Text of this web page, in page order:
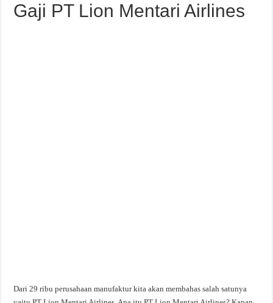
Gaji PT Lion Mentari Airlines
Dari 29 ribu perusahaan manufaktur kita akan membahas salah satunya